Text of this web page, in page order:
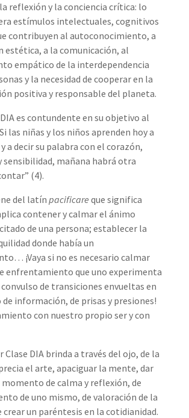
reflexión y la conciencia crítica: lo
estímulos intelectuales, cognitivos
contribuyen al autoconocimiento, a
estética, a la comunicación, al
empático de la interdependencia
y la necesidad de cooperar en la
positiva y responsable del planeta.
es contundente en su objetivo al
las niñas y los niños aprenden hoy a
a decir su palabra con el corazón,
sensibilidad, mañana habrá otra
(4).
del latín pacificare que significa
contener y calmar el ánimo
de una persona; establecer la
donde había un
¡Vaya si no es necesario calmar
enfrentamiento que uno experimenta
de transiciones envueltas en
información, de prisas y presiones!
con nuestro propio ser y con
DIA brinda a través del ojo, de la
el arte, apaciguar la mente, dar
de calma y reflexión, de
de uno mismo, de valoración de la
crear un paréntesis en la cotidianidad.